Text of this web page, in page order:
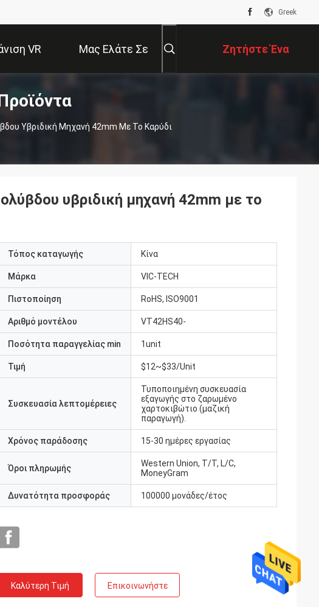
Greek
VR Μας Ελάτε Σε Ζητήστε Ένα
Απόσπασμα
Υβριδική Μηχανή 42mm Με Το Καρύδι
υβριδική μηχανή 42mm με το
Τόπος καταγωγής Κίνα
Μάρκα VIC-TECH
Πιστοποίηση RoHS, ISO9001
Αριθμό μοντέλου VT42HS40-
Ποσότητα παραγγελίας min 1unit
Τιμή $12~$33/Unit
Συσκευασία λεπτομέρειες
Τυποποιημένη συσκευασία
εξαγωγής στο ζαρωμένο
χαρτοκιβώτιο (μαζική
παραγωγή).
Χρόνος παράδοσης 15-30 ημέρες εργασίας
Όροι πληρωμής
Western Union, T/T, L/C,
MoneyGram
Δυνατότητα προσφοράς 100000 μονάδες/έτος
Καλύτερη Τιμή Επικοινωνήστε